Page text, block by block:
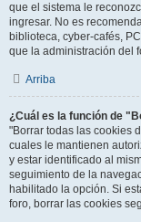
que el sistema le
ingresar. No es
biblioteca, cyber-cafés,
que la administración del
Arriba
¿Cuál es la función de
"Borrar todas las cookies
cuales le mantienen
y estar identificado al
seguimiento de la
habilitado la opción. Si
foro, borrar las cookies